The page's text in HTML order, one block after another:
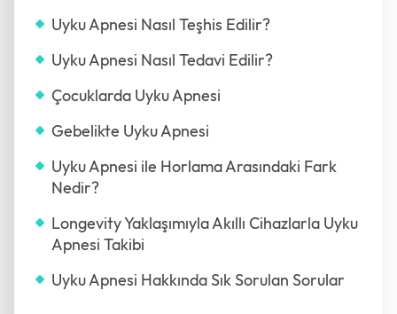
Uyku Apnesi Nasıl Teşhis Edilir?
Uyku Apnesi Nasıl Tedavi Edilir?
Çocuklarda Uyku Apnesi
Gebelikte Uyku Apnesi
Uyku Apnesi ile Horlama Arasındaki Fark
Nedir?
Longevity Yaklaşımıyla Akıllı Cihazlarla Uyku
Apnesi Takibi
Uyku Apnesi Hakkında Sık Sorulan Sorular